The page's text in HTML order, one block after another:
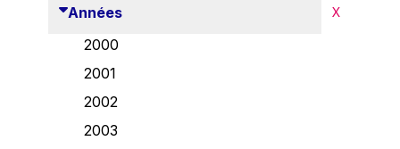
Années X
2000
2001
2002
2003